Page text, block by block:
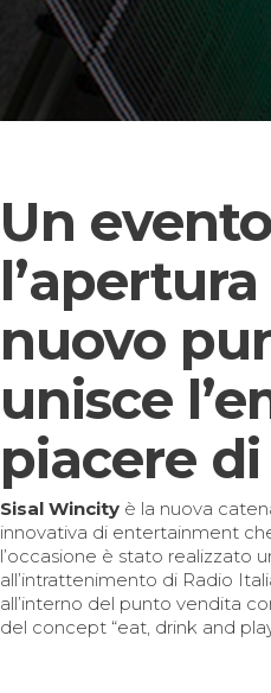
Un
nuovo
unisce
piacere
Sisal Wincityè la nuova
innovativa di entertainment
l’occasione è stato realizzato
all’intrattenimento di Radio
all’interno del punto vendita
del concept “eat, drink and